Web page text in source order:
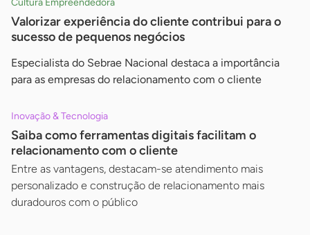
Cultura Empreendedora
Valorizar experiência do cliente contribui para o
sucesso de pequenos negócios
Especialista do Sebrae Nacional destaca a importância
para as empresas do relacionamento com o cliente
Inovação & Tecnologia
Saiba como ferramentas digitais facilitam o
relacionamento com o cliente
Entre as vantagens, destacam-se atendimento mais
personalizado e construção de relacionamento mais
duradouros com o público